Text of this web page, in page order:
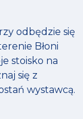
odbędzie się
Błoni
stoisko na
się z
wystawcą.